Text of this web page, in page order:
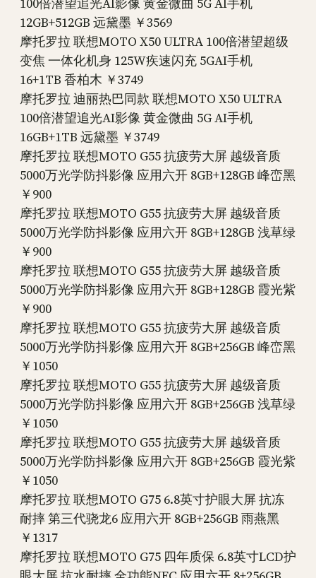
12GB+512GB 远黛墨 ￥3569
摩托罗拉 联想MOTO X50 ULTRA 100倍潜望超级
变焦 一体化机身 125W疾速闪充 5GAI手机
16+1TB 香柏木 ￥3749
摩托罗拉 迪丽热巴同款 联想MOTO X50 ULTRA
100倍潜望追光AI影像 黄金微曲 5G AI手机
16GB+1TB 远黛墨 ￥3749
摩托罗拉 联想MOTO G55 抗疲劳大屏 越级音质
5000万光学防抖影像 应用六开 8GB+128GB 峰峦黑
￥900
摩托罗拉 联想MOTO G55 抗疲劳大屏 越级音质
5000万光学防抖影像 应用六开 8GB+128GB 浅草绿
￥900
摩托罗拉 联想MOTO G55 抗疲劳大屏 越级音质
5000万光学防抖影像 应用六开 8GB+128GB 霞光紫
￥900
摩托罗拉 联想MOTO G55 抗疲劳大屏 越级音质
5000万光学防抖影像 应用六开 8GB+256GB 峰峦黑
￥1050
摩托罗拉 联想MOTO G55 抗疲劳大屏 越级音质
5000万光学防抖影像 应用六开 8GB+256GB 浅草绿
￥1050
摩托罗拉 联想MOTO G55 抗疲劳大屏 越级音质
5000万光学防抖影像 应用六开 8GB+256GB 霞光紫
￥1050
摩托罗拉 联想MOTO G75 6.8英寸护眼大屏 抗冻
耐摔 第三代骁龙6 应用六开 8GB+256GB 雨燕黑
￥1317
摩托罗拉 联想MOTO G75 四年质保 6.8英寸LCD护